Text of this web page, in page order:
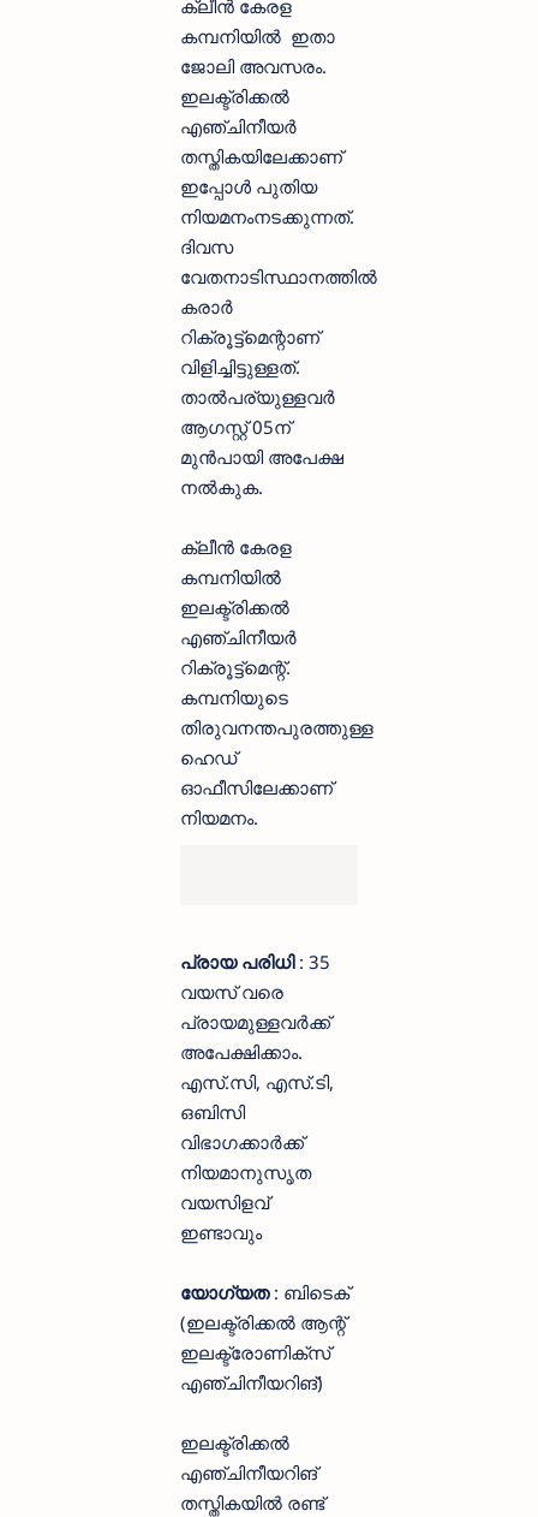
ക്ലീന്‍ കേരള
കമ്പനിയില്‍ ഇതാ
ജോലി അവസരം.
ഇലക്ട്രിക്കല്‍
എഞ്ചിനീയര്‍
തസ്തികയിലേക്കാണ്
ഇപ്പോൾ പുതിയ
നിയമനംനടക്കുന്നത്.
ദിവസ
വേതനാടിസ്ഥാനത്തില്‍
കരാര്‍
റിക്രൂട്ട്‌മെന്റാണ്
വിളിച്ചിട്ടുള്ളത്.
താല്‍പര്യുള്ളവര്‍
ആഗസ്റ്റ് 05ന്
മുന്‍പായി അപേക്ഷ
നല്‍കുക.
ക്ലീന്‍ കേരള
കമ്പനിയില്‍
ഇലക്ട്രിക്കല്‍
എഞ്ചിനീയര്‍
റിക്രൂട്ട്‌മെന്റ്.
കമ്പനിയുടെ
തിരുവനന്തപുരത്തുള്ള
ഹെഡ്
ഓഫീസിലേക്കാണ്
നിയമനം.
പ്രായ പരിധി: 35
വയസ് വരെ
പ്രായമുള്ളവര്‍ക്ക്
അപേക്ഷിക്കാം.
എസ്.സി, എസ്.ടി,
ഒബിസി
വിഭാഗക്കാര്‍ക്ക്
നിയമാനുസൃത
വയസിളവ്
ഇണ്ടാവും
യോഗ്യത: ബിടെക്
(ഇലക്ട്രിക്കല്‍ ആന്റ്
ഇലക്ട്രോണിക്‌സ്
എഞ്ചിനീയറിങ്)
ഇലക്ട്രിക്കല്‍
എഞ്ചിനീയറിങ്
തസ്തികയില്‍ രണ്ട്